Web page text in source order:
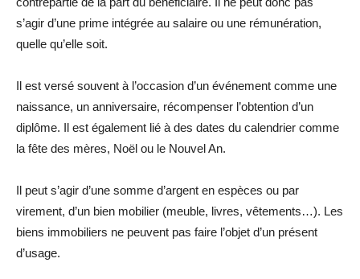
s’agir d’une prime intégrée au salaire ou une rémunération,
quelle qu’elle soit.
Il est versé souvent à l’occasion d’un événement comme une
naissance, un anniversaire, récompenser l’obtention d’un
diplôme. Il est également lié à des dates du calendrier comme
la fête des mères, Noël ou le Nouvel An.
Il peut s’agir d’une somme d’argent en espèces ou par
virement, d’un bien mobilier (meuble, livres, vêtements…). Les
biens immobiliers ne peuvent pas faire l’objet d’un présent
d’usage.